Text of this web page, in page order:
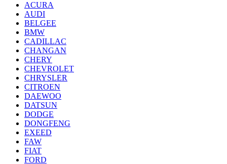
ACURA
AUDI
BELGEE
BMW
CADILLAC
CHANGAN
CHERY
CHEVROLET
CHRYSLER
CITROEN
DAEWOO
DATSUN
DODGE
DONGFENG
EXEED
FAW
FIAT
FORD